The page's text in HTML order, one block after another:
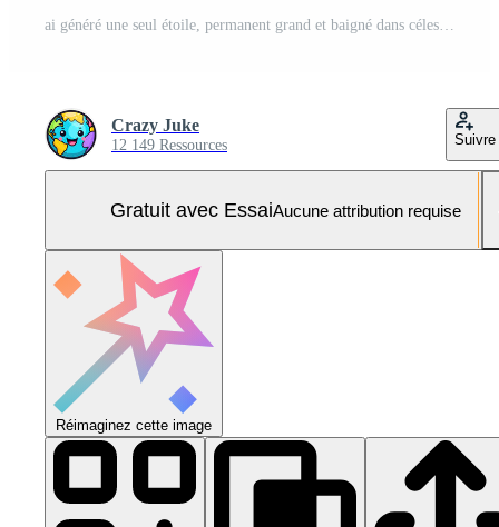
ai généré une seul étoile, permanent grand et baigné dans céleste lumière de au-dessus de, ai généré. Photo Pro
Crazy Juke
12 149 Ressources Suivre
Gratuit avec EssaiAucune attribution requise
Réimaginez cette image